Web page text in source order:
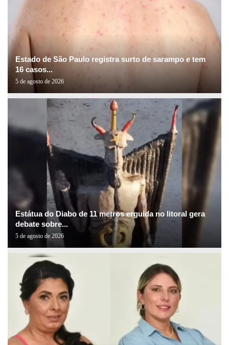
Estado de São Paulo registra surto de sarampo e tem
16 casos...
5 de agosto de 2026
Estátua do Diabo de 11 metros erguida no litoral gera
debate sobre...
5 de agosto de 2026